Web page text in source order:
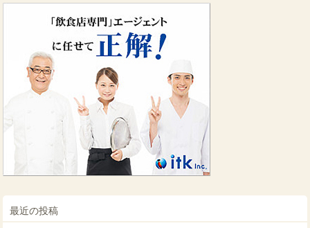
最近の投稿